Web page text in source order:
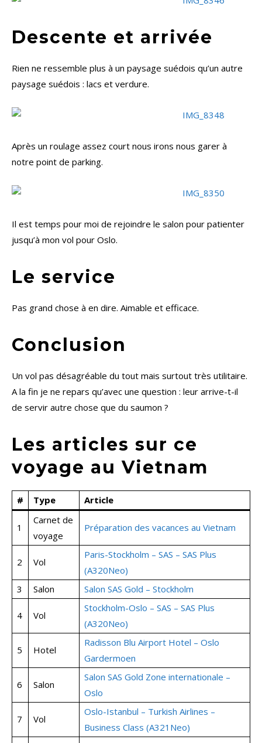
Descente et arrivée
Rien ne ressemble plus à un paysage suédois qu’un autre
paysage suédois : lacs et verdure.
Après un roulage assez court nous irons nous garer à
notre point de parking.
Il est temps pour moi de rejoindre le salon pour patienter
jusqu’à mon vol pour Oslo.
Le service
Pas grand chose à en dire. Aimable et efficace.
Conclusion
Un vol pas désagréable du tout mais surtout très utilitaire.
A la fin je ne repars qu’avec une question : leur arrive-t-il
de servir autre chose que du saumon ?
Les articles sur ce
voyage au Vietnam
# Type Article
1
Carnet de
voyage
Préparation des vacances au Vietnam
2 Vol
Paris-Stockholm – SAS – SAS Plus
(A320Neo)
3
Salon Salon SAS Gold – Stockholm
4 Vol
Stockholm-Oslo – SAS – SAS Plus
(A320Neo)
5 Hotel
Radisson Blu Airport Hotel – Oslo
Gardermoen
6 Salon
Salon SAS Gold Zone internationale –
Oslo
7 Vol
Oslo-Istanbul – Turkish Airlines –
Business Class (A321Neo)